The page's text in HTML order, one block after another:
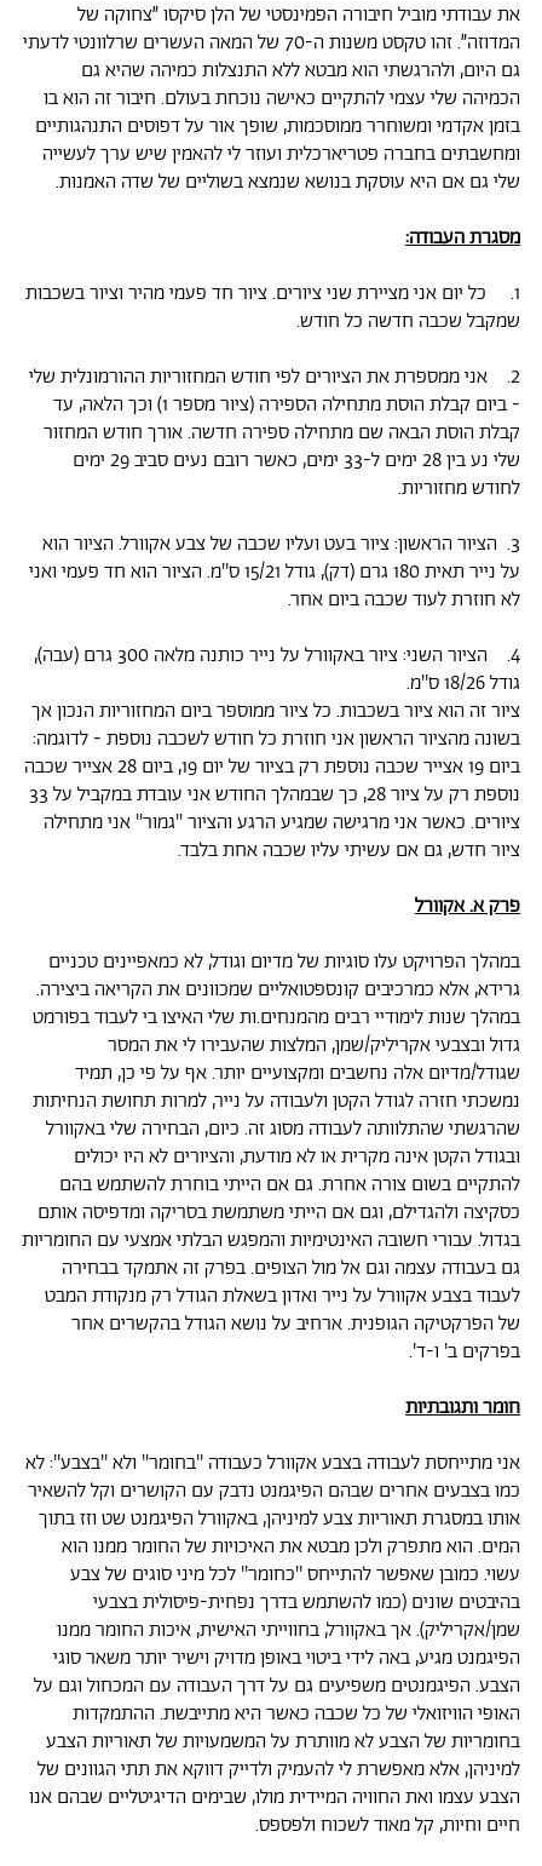
את עבודתי מוביל חיבורה הפמינסטי של הלן סיקסו ״צחוקה של
המדוזה״. זהו טקסט משנות ה-70 של המאה העשרים שרלוונטי לדעתי
גם היום, ולהרגשתי הוא מבטא ללא התנצלות כמיהה שהיא גם
הכמיהה שלי עצמי להתקיים כאישה נוכחת בעולם. חיבור זה הוא בו
בזמן אקדמי ומשוחרר ממוסכמות, שופך אור על דפוסים התנהגותיים
ומחשבתים בחברה פטריארכלית ועוזר לי להאמין שיש ערך לעשייה
שלי גם אם היא עוסקת בנושא שנמצא בשוליים של שדה האמנות.
מסגרת העבודה:
1. כל יום אני מציירת שני ציורים. ציור חד פעמי מהיר וציור בשכבות
שמקבל שכבה חדשה כל חודש.
2. אני ממספרת את הציורים לפי חודש המחזוריות ההורמונלית שלי
- ביום קבלת הוסת מתחילה הספירה (ציור מספר 1) וכך הלאה, עד
קבלת הוסת הבאה שם מתחילה ספירה חדשה. אורך חודש המחזור
שלי נע בין 28 ימים ל-33 ימים, כאשר רובם נעים סביב 29 ימים
לחודש מחזוריות.
3. הציור הראשון: ציור בעט ועליו שכבה של צבע אקוורל. הציור הוא
על נייר תאית 180 גרם (דק), גודל 15/21 ס''מ. הציור הוא חד פעמי ואני
לא חוזרת לעוד שכבה ביום אחר.
4. הציור השני: ציור באקוורל על נייר כותנה מלאה 300 גרם (עבה),
גודל 18/26 ס''מ.
ציור זה הוא ציור בשכבות. כל ציור ממוספר ביום המחזוריות הנכון אך
בשונה מהציור הראשון אני חוזרת כל חודש לשכבה נוספת - לדוגמה:
ביום 19 אצייר שכבה נוספת רק בציור של יום 19, ביום 28 אצייר שכבה
נוספת רק על ציור 28, כך שבמהלך החודש אני עובדת במקביל על 33
ציורים. כאשר אני מרגישה שמגיע הרגע והציור ''גמור'' אני מתחילה
ציור חדש, גם אם עשיתי עליו שכבה אחת בלבד.
פרק א. אקוורל
במהלך הפרויקט עלו סוגיות של מדיום וגודל, לא כמאפיינים טכניים
גרידא, אלא כמרכיבים קונספטואליים שמכוונים את הקריאה ביצירה.
במהלך שנות לימודיי רבים מהמנחים.ות שלי האיצו בי לעבוד בפורמט
גדול ובצבעי אקריליק/שמן, המלצות שהעבירו לי את המסר
שגודל/מדיום אלה נחשבים ומקצועיים יותר. אף על פי כן, תמיד
נמשכתי חזרה לגודל הקטן ולעבודה על נייר, למרות תחושת הנחיתות
שהרגשתי שהתלוותה לעבודה מסוג זה. כיום, הבחירה שלי באקוורל
ובגודל הקטן אינה מקרית או לא מודעת, והציורים לא היו יכולים
להתקיים בשום צורה אחרת. גם אם הייתי בוחרת להשתמש בהם
כסקיצה ולהגדילם, וגם אם הייתי משתמשת בסריקה ומדפיסה אותם
בגדול. עבורי חשובה האינטימיות והמפגש הבלתי אמצעי עם החומריות
גם בעבודה עצמה וגם אל מול הצופים. בפרק זה אתמקד בבחירה
לעבוד בצבע אקוורל על נייר ואדון בשאלת הגודל רק מנקודת המבט
של הפרקטיקה הגופנית. ארחיב על נושא הגודל בהקשרים אחר
בפרקים ב' ו-ד'.
חומר ותגובתיות
אני מתייחסת לעבודה בצבע אקוורל כעבודה ''בחומר'' ולא ''בצבע'': לא
כמו בצבעים אחרים שבהם הפיגמנט נדבק עם הקושרים וקל להשאיר
אותו במסגרת תאוריות צבע למיניהן, באקוורל הפיגמנט שט וזז בתוך
המים. הוא מתפרק ולכן מבטא את האיכויות של החומר ממנו הוא
עשוי. כמובן שאפשר להתייחס ''כחומר'' לכל מיני סוגים של צבע
בהיבטים שונים (כמו להשתמש בדרך נפחית-פיסולית בצבעי
שמן/אקריליק). אך באקוורל, בחווייתי האישית, איכות החומר ממנו
הפיגמנט מגיע, באה לידי ביטוי באופן מדויק וישיר יותר משאר סוגי
הצבע. הפיגמנטים משפיעים גם על דרך העבודה עם המכחול וגם על
האופי הוויזואלי של כל שכבה כאשר היא מתייבשת. ההתמקדות
בחומריות של הצבע לא מוותרת על המשמעויות של תאוריות הצבע
למיניהן, אלא מאפשרת לי להעמיק ולדייק דווקא את תתי הגוונים של
הצבע עצמו ואת החוויה המיידית מולו, שבימים הדיגיטליים שבהם אנו
חיים וחיות, קל מאוד לשכוח ולפספס.